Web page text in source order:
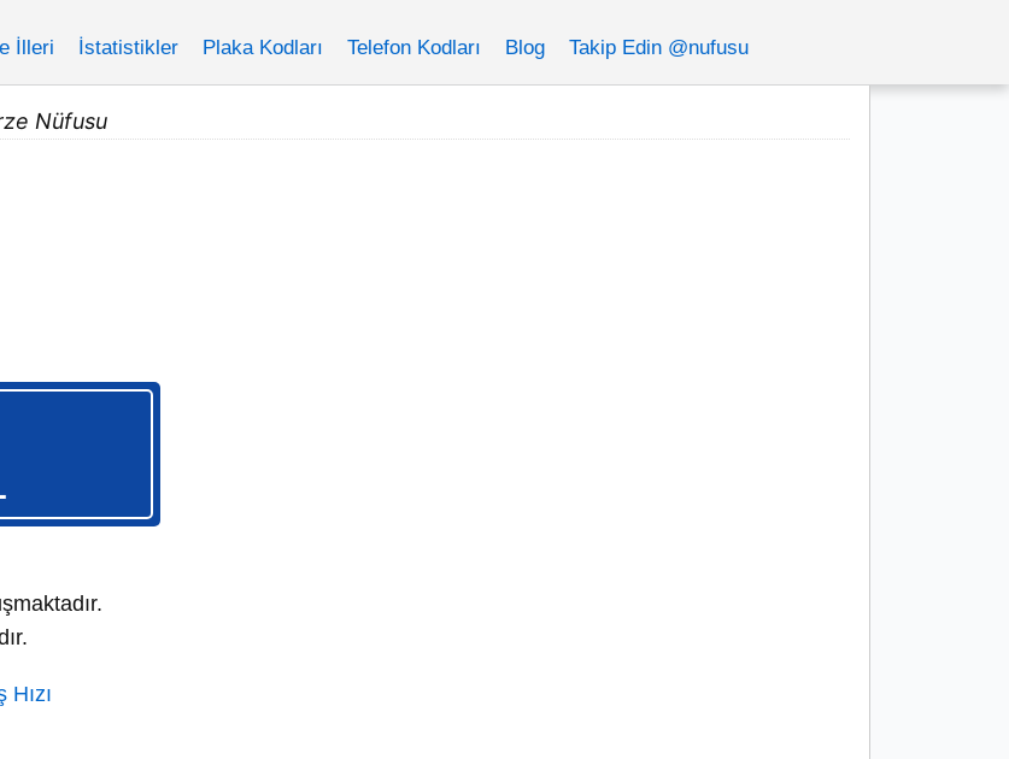
İlleri İstatistikler Plaka Kodları Telefon Kodları Blog Takip Edin @nufusu
Nüfusu